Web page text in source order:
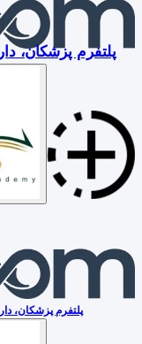
پلتفرم پزشکان،
پلتفرم پزشکان،